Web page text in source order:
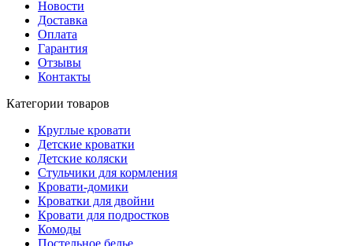
Новости
Доставка
Оплата
Гарантия
Отзывы
Контакты
Категории товаров
Круглые кровати
Детские кроватки
Детские коляски
Стульчики для кормления
Кровати-домики
Кроватки для двойни
Кровати для подростков
Комоды
Постельное белье